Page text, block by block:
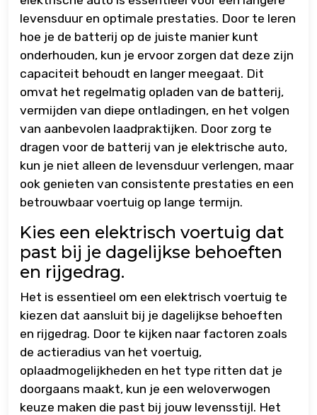
levensduur en optimale prestaties. Door te leren
hoe je de batterij op de juiste manier kunt
onderhouden, kun je ervoor zorgen dat deze zijn
capaciteit behoudt en langer meegaat. Dit
omvat het regelmatig opladen van de batterij,
vermijden van diepe ontladingen, en het volgen
van aanbevolen laadpraktijken. Door zorg te
dragen voor de batterij van je elektrische auto,
kun je niet alleen de levensduur verlengen, maar
ook genieten van consistente prestaties en een
betrouwbaar voertuig op lange termijn.
Kies een elektrisch voertuig dat
past bij je dagelijkse behoeften
en rijgedrag.
Het is essentieel om een elektrisch voertuig te
kiezen dat aansluit bij je dagelijkse behoeften
en rijgedrag. Door te kijken naar factoren zoals
de actieradius van het voertuig,
oplaadmogelijkheden en het type ritten dat je
doorgaans maakt, kun je een weloverwogen
keuze maken die past bij jouw levensstijl. Het